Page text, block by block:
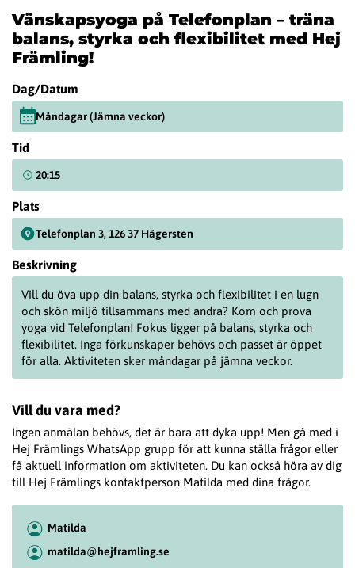
Vänskapsyoga på Telefonplan – träna
balans, styrka och flexibilitet med Hej
Främling!
Dag/Datum
Måndagar (Jämna veckor)
Tid
20:15
Plats
Telefonplan 3, 126 37 Hägersten
Beskrivning
Vill du öva upp din balans, styrka och flexibilitet i en lugn
och skön miljö tillsammans med andra? Kom och prova
yoga vid Telefonplan! Fokus ligger på balans, styrka och
flexibilitet. Inga förkunskaper behövs och passet är öppet
för alla. Aktiviteten sker måndagar på jämna veckor.
Vill du vara med?
Ingen anmälan behövs, det är bara att dyka upp! Men gå med i
Hej Främlings WhatsApp grupp för att kunna ställa frågor eller
få aktuell information om aktiviteten. Du kan också höra av dig
till Hej Främlings kontaktperson Matilda med dina frågor.
Matilda
matilda@hejframling.se